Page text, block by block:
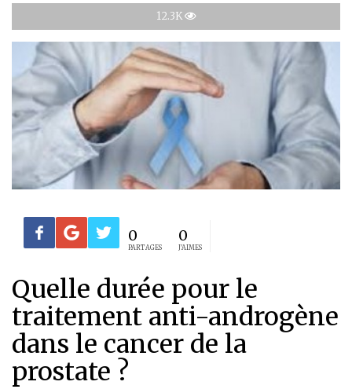
12.3K
0
PARTAGES
0
J'AIMES
Quelle durée pour le
traitement anti-androgène
dans le cancer de la
prostate ?